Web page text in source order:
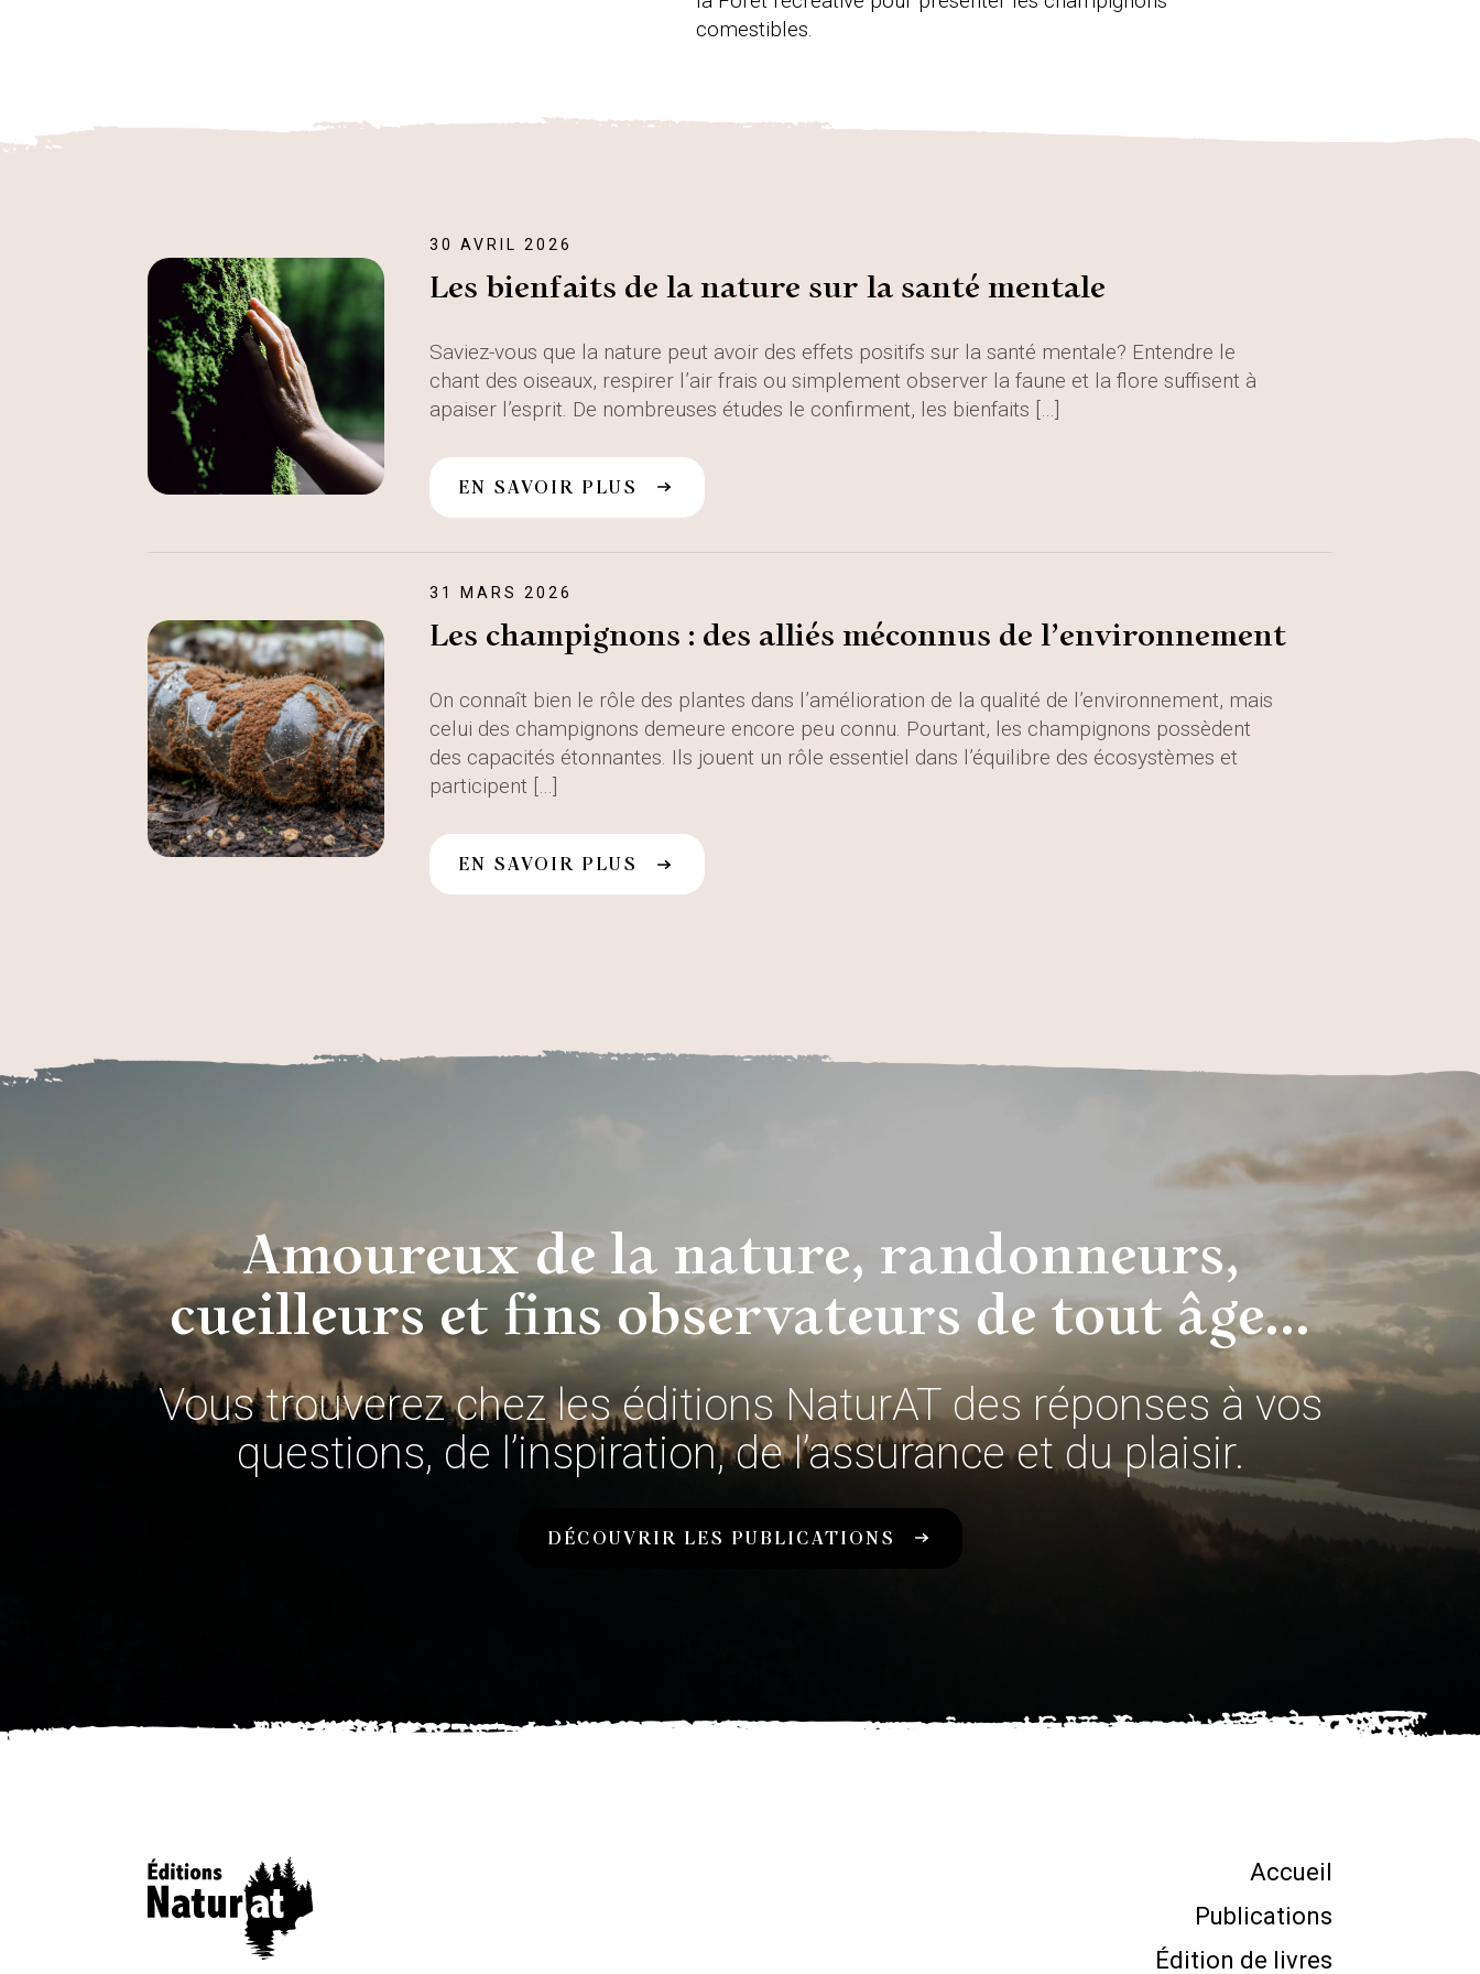
Activités
comestibles.
30 AVRIL 2026
Les bienfaits de la nature sur la santé mentale
Saviez-vous que la nature peut avoir des effets positifs sur la santé mentale? Entendre le
chant des oiseaux, respirer l’air frais ou simplement observer la faune et la flore suffisent à
apaiser l’esprit. De nombreuses études le confirment, les bienfaits […]
EN SAVOIR PLUS
31 MARS 2026
Les champignons : des alliés méconnus de l’environnement
On connaît bien le rôle des plantes dans l’amélioration de la qualité de l’environnement, mais
celui des champignons demeure encore peu connu. Pourtant, les champignons possèdent
des capacités étonnantes. Ils jouent un rôle essentiel dans l’équilibre des écosystèmes et
participent […]
EN SAVOIR PLUS
Amoureux de la nature, randonneurs,
cueilleurs et fins observateurs de tout âge...
Vous trouverez chez les éditions NaturAT des réponses à vos
questions, de l’inspiration, de l’assurance et du plaisir.
DÉCOUVRIR LES PUBLICATIONS
Accueil
Publications
Édition de livres